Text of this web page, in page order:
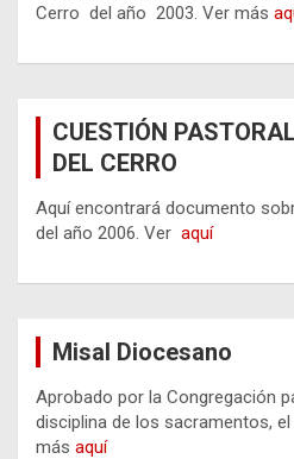
Cerro del año 2003. Ver más
CUESTIÓN
DEL CERRO
Aquí encontrará documento
del año 2006. Ver aquí
Misal Diocesano
Aprobado por la Congregación
disciplina de los sacramentos,
más aquí